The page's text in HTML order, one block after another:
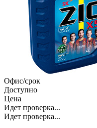
Офис/срок
Доступно
Цена
Идет проверка...
Идет проверка...